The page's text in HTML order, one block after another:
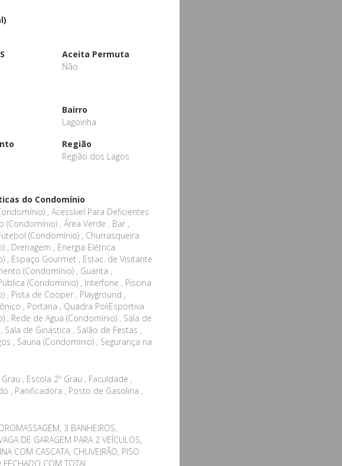
Aceita Permuta
Não
Bairro
Lagoinha
Região
Região dos Lagos
do Condomínio
, Acessível Para Deficientes
(Condomínio) , Área Verde , Bar ,
(Condomínio) , Churrasqueira
, Drenagem , Energia Elétrica
, Espaço Gourmet , Estac. de Visitante
(Condomínio) , Guarita ,
(Condomínio) , Interfone , Piscina
, Pista de Cooper , Playground ,
, Portaria , Quadra PoliEsportiva
, Rede de Agua (Condomínio) , Sala de
Sala de Ginástica , Salão de Festas ,
, Sauna (Condomínio) , Segurança na
, Escola 2º Grau , Faculdade ,
, Panificadora , Posto de Gasolina ,
3 BANHEIROS,
DE GARAGEM PARA 2 VEÍCULOS,
COM CASCATA, CHUVEIRÃO, PISO
COM TOTAL